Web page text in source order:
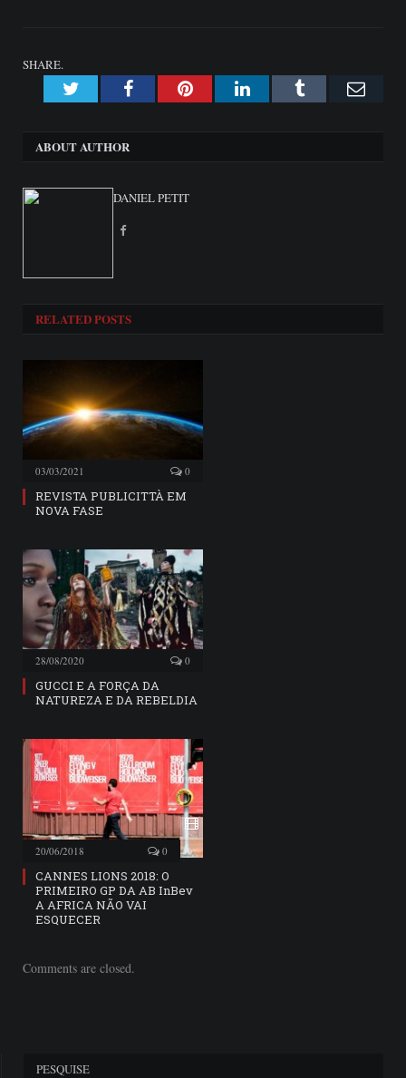
SHARE.
TwitterFacebookPinterestLinkedInTumblr
ABOUT AUTHOR
DANIEL PETIT
Facebook
RELATEDPOSTS
03/03/2021 0
REVISTA PUBLICITTÀ EM
NOVA FASE
28/08/2020 0
GUCCI E A FORÇA DA
NATUREZA E DA REBELDIA
20/06/2018 0
CANNES LIONS 2018: O
PRIMEIRO GP DA AB InBev
A AFRICA NÃO VAI
ESQUECER
Comments are closed.
PESQUISE